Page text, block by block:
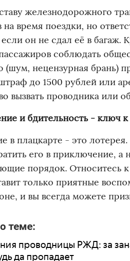
железнодорожного
время поездки, но
он не сдал её в багаж.
соблюдать
(шум, нецензурная брань)
до 1500 рублей или
вызвать проводника или
и бдительность - ключ
в плацкарте - это
его в приключение,
порядок. Относитесь
только приятные
и вы всегда можете
теме:
проводницы РЖД: за
да пропадает